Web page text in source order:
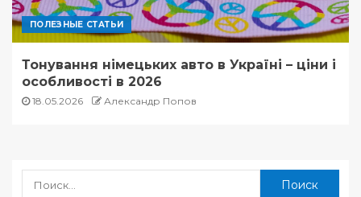
ПОЛЕЗНЫЕ СТАТЬИ
Тонування німецьких авто в Україні – ціни і
особливості в 2026
18.05.2026 Александр Попов